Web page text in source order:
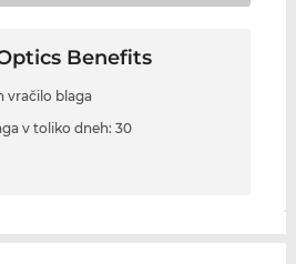
Benefits
vračilo blaga
v toliko dneh: 30